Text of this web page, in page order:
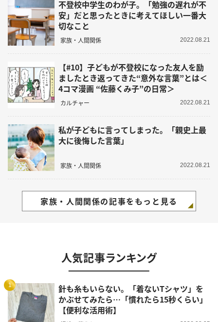
不登校中学生のわが子。「勉強の遅れが不
安」だと思ったときに考えてほしい一番大
切なこと
家族・人間関係 2022.08.21
【#10】子どもが不登校になった友人を励
ましたとき返ってきた“意外な言葉”とは＜
4コマ漫画 “佐藤くみ子”の日常＞
カルチャー 2022.08.21
私が子どもに言ってしまった。「親史上最
大に後悔した言葉」
家族・人間関係 2022.08.21
家族・人間関係の記事をもっと見る
人気記事ランキング
1
針も糸もいらない。「着ないTシャツ」を
かぶせてみたら…「慣れたら15秒くらい」
【便利な活用術】